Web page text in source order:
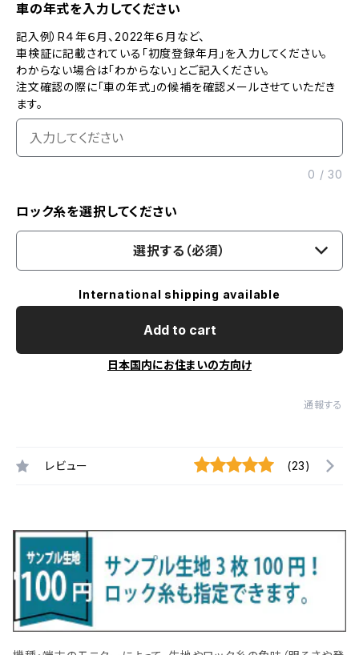
車の年式を入力してください
記入例）R４年６月、2022年６月など、
車検証に記載されている「初度登録年月」を入力してください。
わからない場合は「わからない」とご記入ください。
注文確認の際に「車の年式」の候補を確認メールさせていただき
ます。
0 /30
ロック糸を選択してください
選択する（必須）
International shipping available
Add to cart
日本国内にお住まいの方向け
通報する
レビュー (23)